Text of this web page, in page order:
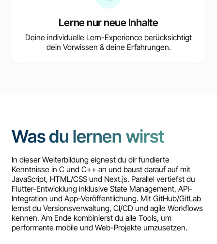
Lerne nur neue Inhalte
Deine individuelle Lern-Experience berücksichtigt
dein Vorwissen & deine Erfahrungen.
Was du lernen wirst
In dieser Weiterbildung eignest du dir fundierte
Kenntnisse in C und C++ an und baust darauf auf mit
JavaScript, HTML/CSS und Next.js. Parallel vertiefst du
Flutter-Entwicklung inklusive State Management, API-
Integration und App-Veröffentlichung. Mit GitHub/GitLab
lernst du Versionsverwaltung, CI/CD und agile Workflows
kennen. Am Ende kombinierst du alle Tools, um
performante mobile und Web-Projekte umzusetzen.